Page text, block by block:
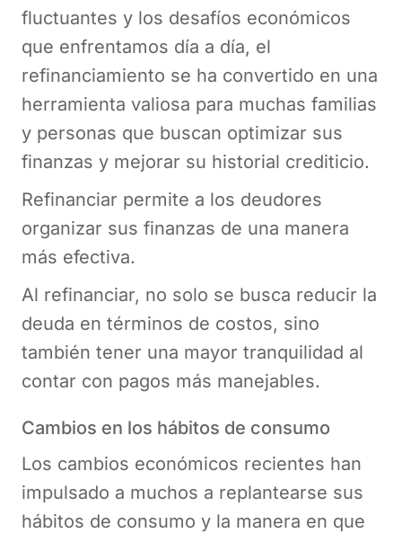
fluctuantes y los desafíos económicos
que enfrentamos día a día, el
refinanciamiento se ha convertido en una
herramienta valiosa para muchas familias
y personas que buscan optimizar sus
finanzas y mejorar su historial crediticio.
Refinanciar permite a los deudores
organizar sus finanzas de una manera
más efectiva.
Al refinanciar, no solo se busca reducir la
deuda en términos de costos, sino
también tener una mayor tranquilidad al
contar con pagos más manejables.
Cambios en los hábitos de consumo
Los cambios económicos recientes han
impulsado a muchos a replantearse sus
hábitos de consumo y la manera en que